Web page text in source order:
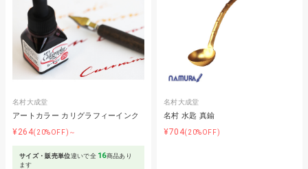
名村大成堂
アートカラー カリグラフィーインク
¥264(20%OFF)～
サイズ・販売単位違いで全 16商品あり
ます
名村大成堂
名村 水匙 真鍮
¥704(20%OFF)